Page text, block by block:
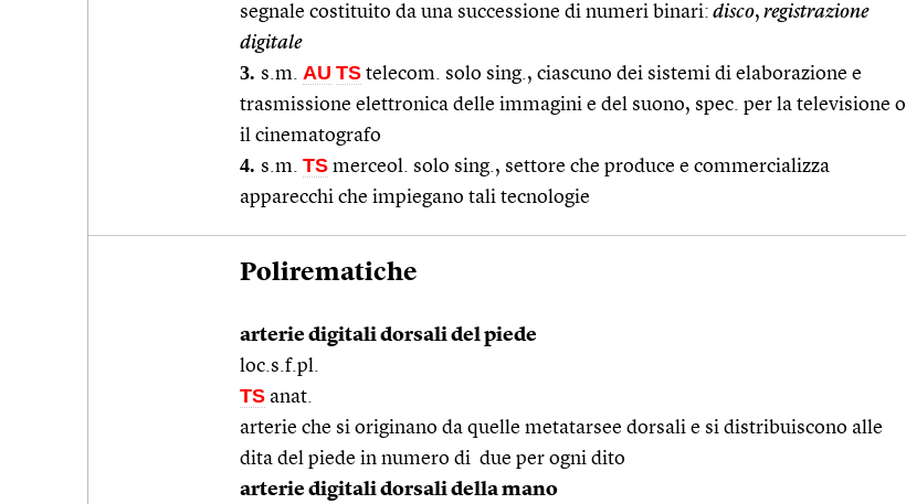
segnale costituito da una successione di numeri binari: disco, registrazione
digitale
3. s.m. AU TS telecom. solo sing., ciascuno dei sistemi di elaborazione e
trasmissione elettronica delle immagini e del suono, spec. per la televisione o
il cinematografo
4. s.m. TS merceol. solo sing., settore che produce e commercializza
apparecchi che impiegano tali tecnologie
Polirematiche
arterie digitali dorsali del piede
loc.s.f.pl.
TS anat.
arterie che si originano da quelle metatarsee dorsali e si distribuiscono alle
dita del piede in numero di due per ogni dito
arterie digitali dorsali della mano